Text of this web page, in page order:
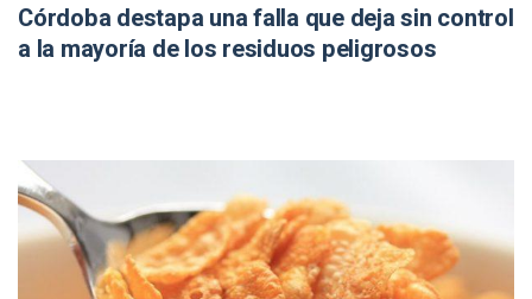
Córdoba destapa una falla que deja sin control
a la mayoría de los residuos peligrosos